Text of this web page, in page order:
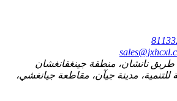
269، طريق نانشان، منطقة جينغقانغشان
للتنمية، مدينة جيآن، مقاطعة جيانغشي،